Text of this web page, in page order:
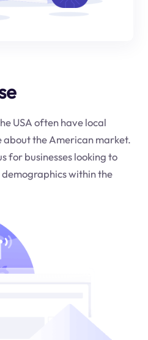
USA often have local
the American market.
for businesses looking to
within the